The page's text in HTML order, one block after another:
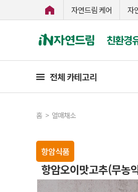
자연드림 케어 자
친환경
전체 카테고리
홈 > 열매채소
항암식품
항암오이맛고추(무농